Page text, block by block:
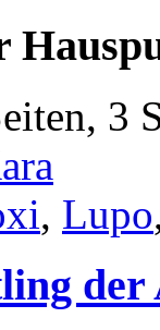
3
, Lupo
der